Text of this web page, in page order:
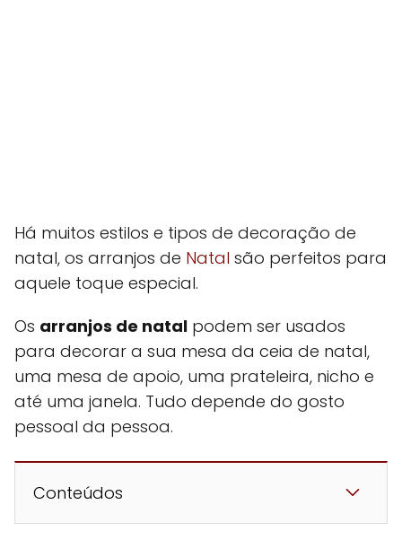
Há muitos estilos e tipos de decoração de
natal, os arranjos de Natal são perfeitos para
aquele toque especial.
Os arranjos de natal podem ser usados
para decorar a sua mesa da ceia de natal,
uma mesa de apoio, uma prateleira, nicho e
até uma janela. Tudo depende do gosto
pessoal da pessoa.
Conteúdos